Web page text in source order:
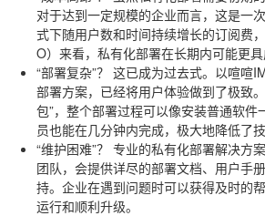
对于达到一定规模的企业而言，这是一
式下随用户数和时间持续增长的订阅费
O）来看，私有化部署在长期内可能更具
“部署复杂”？ 这已成为过去式。以喧喧
部署方案，已经将用户体验做到了极致
包”，整个部署过程可以像安装普通软件
员也能在几分钟内完成，极大地降低了技
“维护困难”？ 专业的私有化部署解决方
团队，会提供详尽的部署文档、用户手
持。企业在遇到问题时可以获得及时的
运行和顺利升级。